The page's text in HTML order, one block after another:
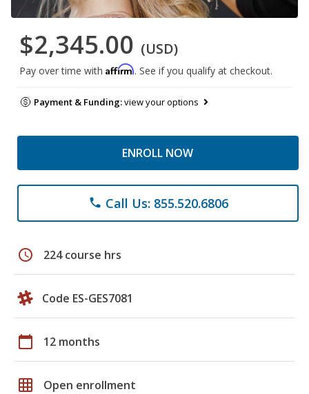
$2,345.00 (USD)
Pay over time with Affirm. See if you qualify at checkout.
Payment & Funding:view your options
ENROLL NOW
phone Call Us: 855.520.6806
schedule 224 course hrs
Code ES-GES7081
calendar_today 12 months
grid_on Open enrollment